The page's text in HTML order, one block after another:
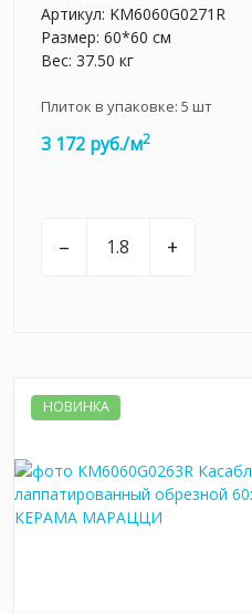
Артикул: KM6060G0271R
Размер: 60*60 см
Вес: 37.50 кг
Плиток в упаковке: 5 шт
3 172 руб./м2
– +
НОВИНКА